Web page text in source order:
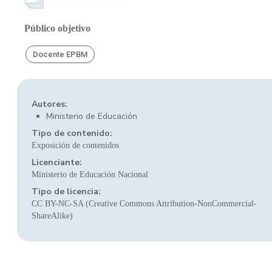
Público objetivo
Docente EPBM
Autores:
Ministerio de Educación
Tipo de contenido:
Exposición de contenidos
Licenciante:
Ministerio de Educación Nacional
Tipo de licencia:
CC BY-NC-SA (Creative Commons Attribution-NonCommercial-
ShareAlike)